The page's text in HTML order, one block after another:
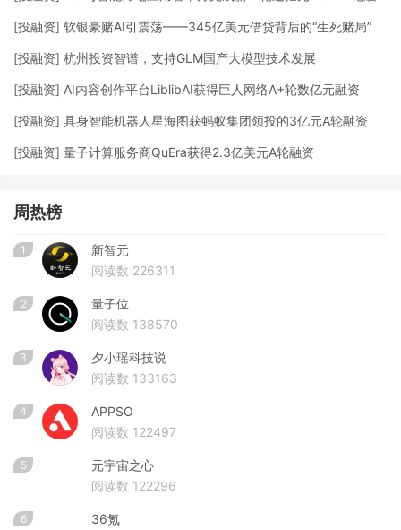
[投融资] 软银豪赌AI引震荡——345亿美元借贷背后的“生死赌局”
[投融资] 杭州投资智谱，支持GLM国产大模型技术发展
[投融资] AI内容创作平台LiblibAI获得巨人网络A+轮数亿元融资
[投融资] 具身智能机器人星海图获蚂蚁集团领投的3亿元A轮融资
[投融资] 量子计算服务商QuEra获得2.3亿美元A轮融资
周热榜
1
新智元
阅读数 226311
2
量子位
阅读数 138570
3
夕小瑶科技说
阅读数 133163
4
APPSO
阅读数 122497
5
元宇宙之心
阅读数 122296
6
36氪